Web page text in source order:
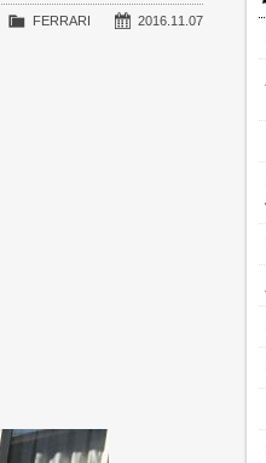
2016.11.07
FERRARI